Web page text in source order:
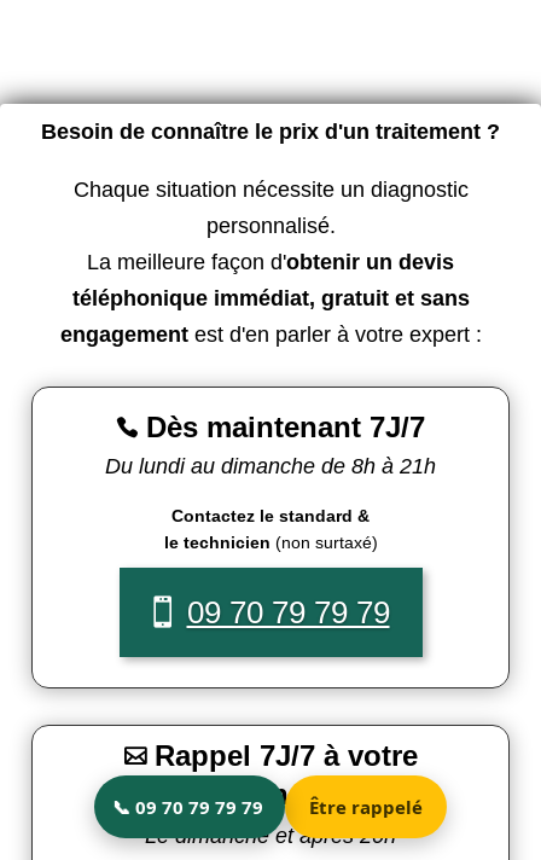
Besoin de connaître le prix d'un traitement ?
Chaque situation nécessite un diagnostic
personnalisé.
La meilleure façon d'obtenir un devis
téléphonique immédiat, gratuit et sans
engagementest d'en parler à votre expert :
 Dès maintenant 7J/7
Du lundi au dimanche de 8h à 21h
Contactez le standard &
le technicien (non surtaxé)
09 70 79 79 79
Rappel 7J/7 à votre
convenance
Le dimanche et après 20h